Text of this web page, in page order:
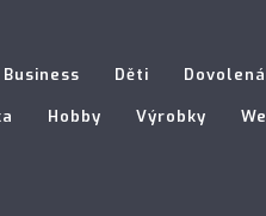
Business Děti Dovolená
Hobby Výrobky